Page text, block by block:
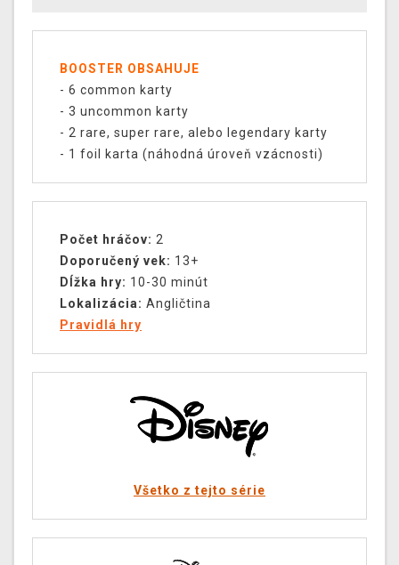
BOOSTER OBSAHUJE
- 6 common karty
- 3 uncommon karty
- 2 rare, super rare, alebo legendary karty
- 1 foil karta (náhodná úroveň vzácnosti)
Počet hráčov: 2
Doporučený vek: 13+
Dĺžka hry: 10-30 minút
Lokalizácia: Angličtina
Pravidlá hry
Všetko z tejto série